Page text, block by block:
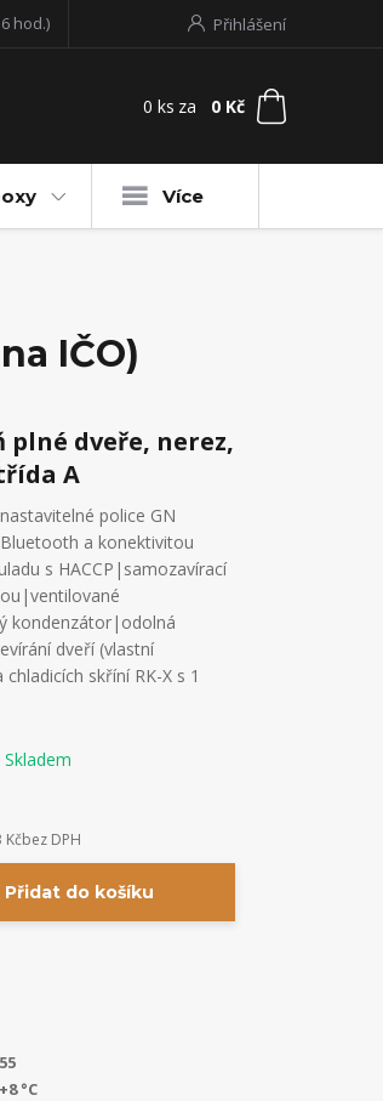
Přihlášení
hod.)
0 ks za 0 Kč
Více
IČO)
plné dveře, nerez,
A
police GN
a konektivitou
s HACCP|samozavírací
kondenzátor|odolná
dveří (vlastní
skříní RK-X s 1
Skladem
Kčbez DPH
Přidat do košíku
°C